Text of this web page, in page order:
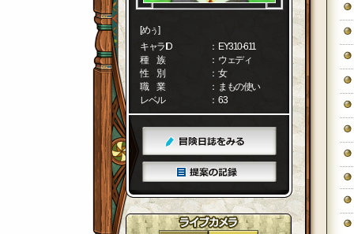
[めぅ]
キャラID
： EY310-611
種 族
： ウェディ
性 別
： 女
職 業
： まもの使い
レベル
： 63